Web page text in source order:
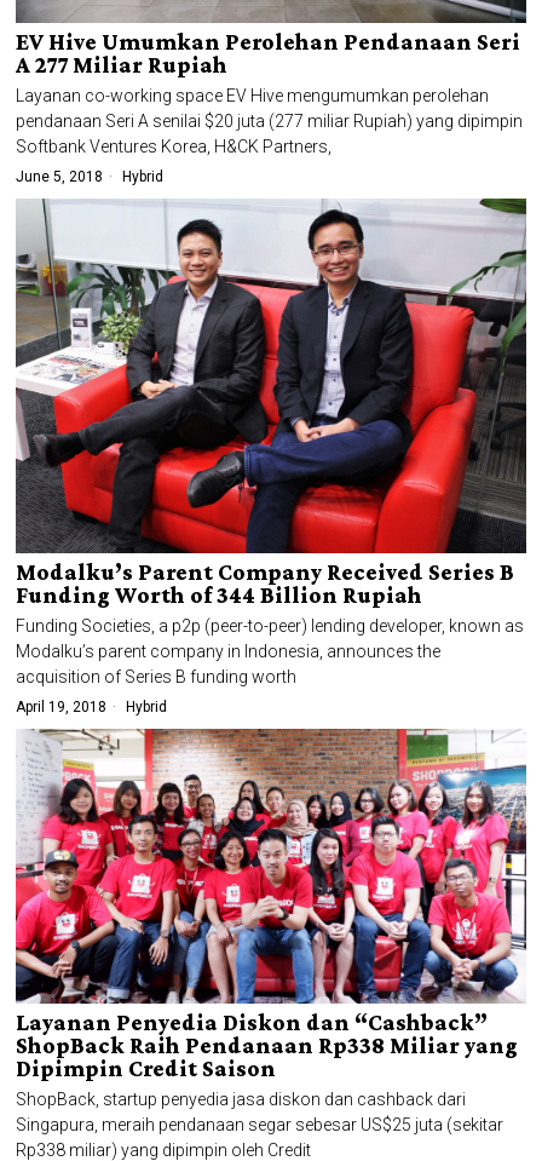
EV Hive Umumkan Perolehan Pendanaan Seri
A 277 Miliar Rupiah
Layanan co-working space EV Hive mengumumkan perolehan
pendanaan Seri A senilai $20 juta (277 miliar Rupiah) yang dipimpin
Softbank Ventures Korea, H&CK Partners,
June 5, 2018 Hybrid
Modalku’s Parent Company Received Series B
Funding Worth of 344 Billion Rupiah
Funding Societies, a p2p (peer-to-peer) lending developer, known as
Modalku’s parent company in Indonesia, announces the
acquisition of Series B funding worth
April 19, 2018 Hybrid
Layanan Penyedia Diskon dan “Cashback”
ShopBack Raih Pendanaan Rp338 Miliar yang
Dipimpin Credit Saison
ShopBack, startup penyedia jasa diskon dan cashback dari
Singapura, meraih pendanaan segar sebesar US$25 juta (sekitar
Rp338 miliar) yang dipimpin oleh Credit